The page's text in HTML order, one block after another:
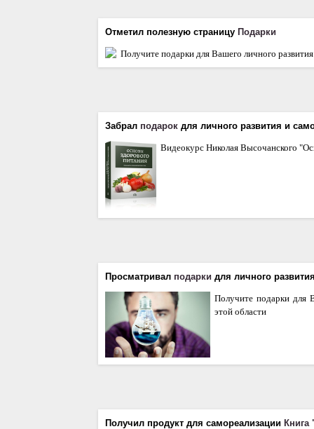
Отметил полезную страницу Подарки
Получите подарки для Вашего личного
Забрал подарок для личного развития и
Видеокурс Николая Высочанского
Просматривал подарки для личного
Получите подарки для
этой области
Получил продукт для самореализации